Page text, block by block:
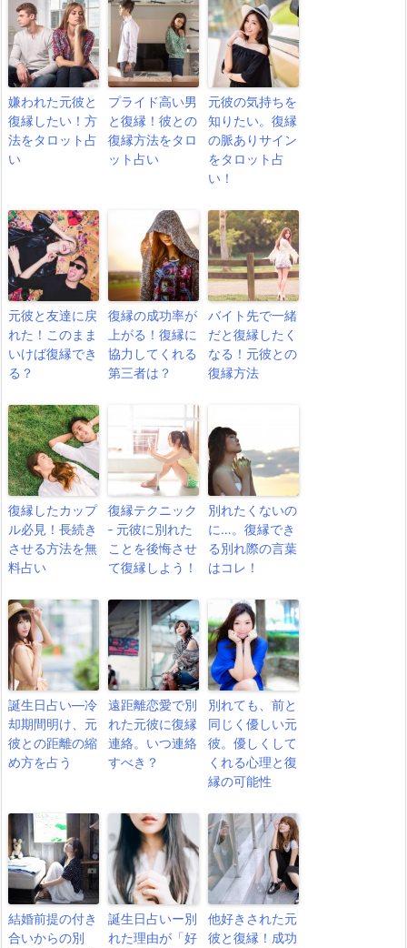
嫌われた元彼と
復縁したい！方
法をタロット占
い
プライド高い男
と復縁！彼との
復縁方法をタロ
ット占い
元彼の気持ちを
知りたい。復縁
の脈ありサイン
をタロット占
い！
元彼と友達に戻
れた！このまま
いけば復縁でき
る？
復縁の成功率が
上がる！復縁に
協力してくれる
第三者は？
バイト先で一緒
だと復縁したく
なる！元彼との
復縁方法
復縁したカップ
ル必見！長続き
させる方法を無
料占い
復縁テクニック
‐ 元彼に別れた
ことを後悔させ
て復縁しよう！
別れたくないの
に…。復縁でき
る別れ際の言葉
はコレ！
誕生日占い―冷
却期間明け、元
彼との距離の縮
め方を占う
遠距離恋愛で別
れた元彼に復縁
連絡。いつ連絡
すべき？
別れても、前と
同じく優しい元
彼。優しくして
くれる心理と復
縁の可能性
結婚前提の付き
合いからの別
誕生日占いー別
れた理由が「好
他好きされた元
彼と復縁！成功